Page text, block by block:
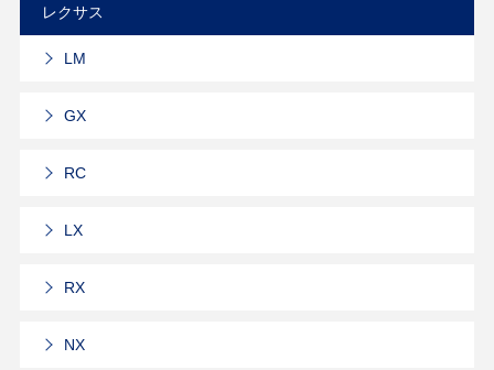
レクサス
LM
GX
RC
LX
RX
NX